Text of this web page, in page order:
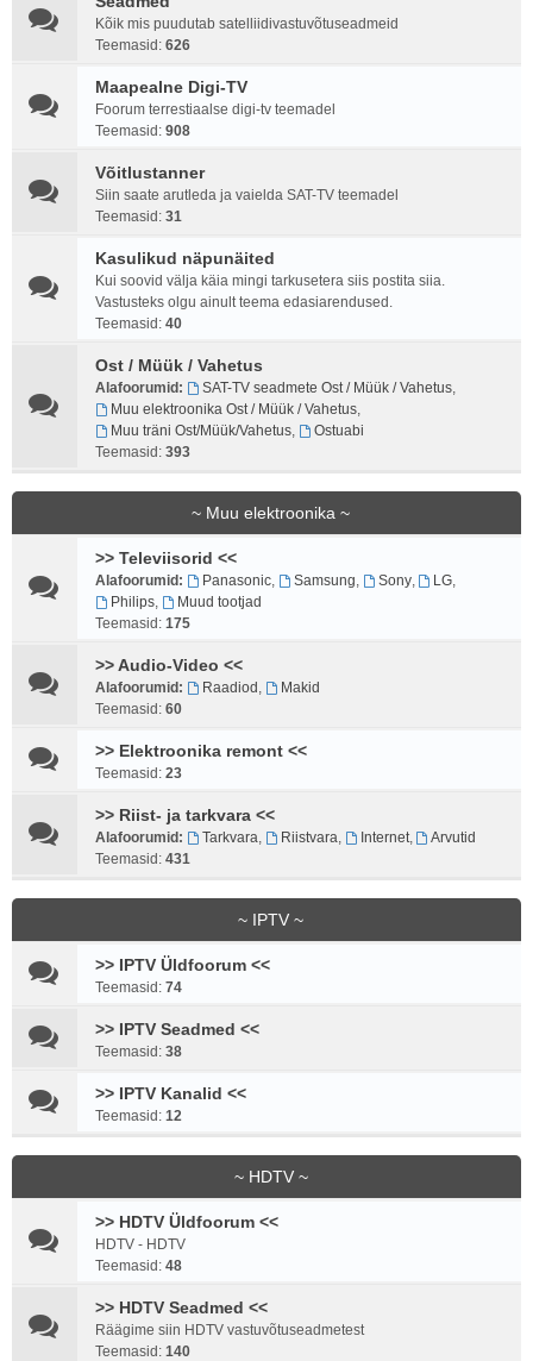
Kõik mis puudutab satelliidivastuvõtuseadmeid
Teemasid: 626
Maapealne Digi-TV
Foorum terrestiaalse digi-tv teemadel
Teemasid: 908
Võitlustanner
Siin saate arutleda ja vaielda SAT-TV teemadel
Teemasid: 31
Kasulikud näpunäited
Kui soovid välja käia mingi tarkusetera siis postita siia.
Vastusteks olgu ainult teema edasiarendused.
Teemasid: 40
Ost / Müük / Vahetus
Alafoorumid: SAT-TV seadmete Ost / Müük / Vahetus,
Muu elektroonika Ost / Müük / Vahetus,
Muu träni Ost/Müük/Vahetus,
Ostuabi
Teemasid: 393
~ Muu elektroonika ~
>> Televiisorid <<
Alafoorumid: Panasonic, Samsung Sony, LG
Philips,
Muud tootjad
Teemasid: 175
>> Audio-Video <<
Alafoorumid: Raadiod
Makid
Teemasid: 60
>> Elektroonika remont <<
Teemasid: 23
>> Riist- ja tarkvara <<
Alafoorumid: Tarkvara Riistvara Internet,
Arvutid
Teemasid: 431
~ IPTV ~
>> IPTV Üldfoorum <<
Teemasid: 74
>> IPTV Seadmed <<
Teemasid: 38
>> IPTV Kanalid <<
Teemasid: 12
~ HDTV ~
>> HDTV Üldfoorum <<
HDTV - HDTV
Teemasid: 48
>> HDTV Seadmed <<
Räägime siin HDTV vastuvõtuseadmetest
Teemasid: 140